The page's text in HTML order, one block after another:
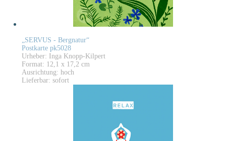
„SERVUS - Bergnatur“
Postkarte pk5028
Urheber: Inga Knopp-Kilpert
Format: 12,1 x 17,2 cm
Ausrichtung: hoch
Lieferbar: sofort